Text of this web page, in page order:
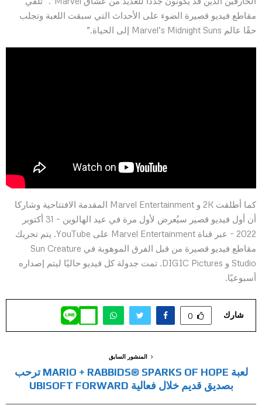
مقاطع فيديو قصيرة الضوء على الأحداث التي سبقت اللعبة وتجلب
حقًا عالم Marvel’s Midnight Suns إلى الحياة.”
كما أطلقت 2K و Marvel Entertainment المقدمة الافتتاحية وشاركا
أن أول فيديو قصير سيُعرض لأول مرة في عيد الهالوين – 31 أكتوبر
2022 – عبر قناة Marvel Entertainment على YouTube. يتم تحريك
مقاطع فيديو قصيرة من قبل الفرق الموهوبة في Sun Creature
Studio و DIGIC Pictures. تمت جدولة كل فيديو حاليًا ليتم إصداره
أسبوعيًا.
شارك 0
المنشور السابق
لعبة MARIO + RABBIDS® SPARKS OF HOPE ترحب
بصديق قديم خلال فعالية UBISOFT FORWARD